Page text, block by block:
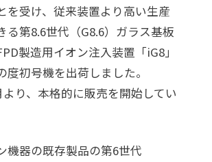
を受け、従来装置より高い生産
る第8.6世代（G8.6）ガラス基板
製造用イオン注入装置「iG8」
度初号機を出荷しました。
り、本格的に販売を開始してい
機器の既存製品の第6世代